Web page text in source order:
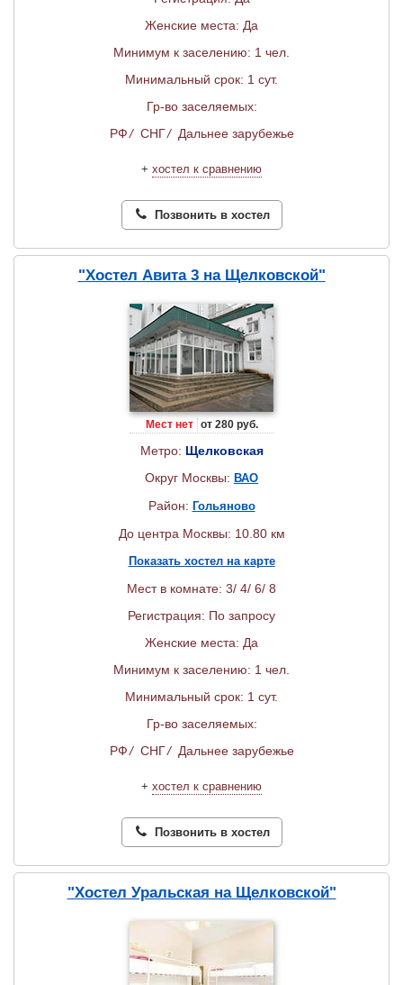
Женские места: Да
Минимум к заселению: 1 чел.
Минимальный срок: 1 сут.
Гр-во заселяемых:
РФ/ СНГ/ Дальнее зарубежье
+ хостел к сравнению
Позвонить в хостел
"Хостел Авита 3 на Щелковской"
Мест нет от 280 руб.
Метро: Щелковская
Округ Москвы: ВАО
Район: Гольяново
До центра Москвы: 10.80 км
Показать хостел на карте
Мест в комнате: 3/ 4/ 6/ 8
Регистрация: По запросу
Женские места: Да
Минимум к заселению: 1 чел.
Минимальный срок: 1 сут.
Гр-во заселяемых:
РФ/ СНГ/ Дальнее зарубежье
+ хостел к сравнению
Позвонить в хостел
"Хостел Уральская на Щелковской"